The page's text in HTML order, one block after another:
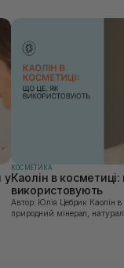
у
КОСМЕТИКА
Каолін в
використовують
Автор: Юлія Цебрик Каолін в косметології – це
природний мінерал,